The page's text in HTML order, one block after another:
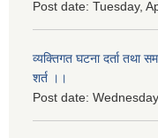
Post date: Tuesday,
व्यक्तिगत घटना दर्ता तथा
शर्त ।।
Post date: